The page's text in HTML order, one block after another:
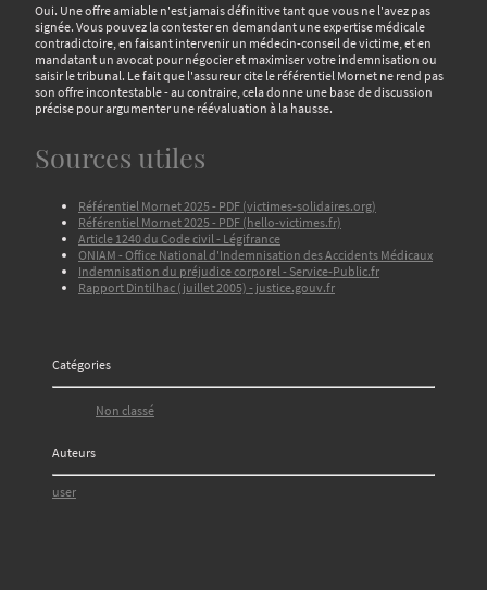
Oui. Une offre amiable n'est jamais définitive tant que vous ne l'avez pas
signée. Vous pouvez la contester en demandant une expertise médicale
contradictoire, en faisant intervenir un médecin-conseil de victime, et en
mandatant un avocat pour négocier et maximiser votre indemnisation ou
saisir le tribunal. Le fait que l'assureur cite le référentiel Mornet ne rend pas
son offre incontestable - au contraire, cela donne une base de discussion
précise pour argumenter une réévaluation à la hausse.
Sources utiles
Référentiel Mornet 2025 - PDF (victimes-solidaires.org)
Référentiel Mornet 2025 - PDF (hello-victimes.fr)
Article 1240 du Code civil - Légifrance
ONIAM - Office National d'Indemnisation des Accidents Médicaux
Indemnisation du préjudice corporel - Service-Public.fr
Rapport Dintilhac (juillet 2005) - justice.gouv.fr
Catégories
Non classé
Auteurs
user